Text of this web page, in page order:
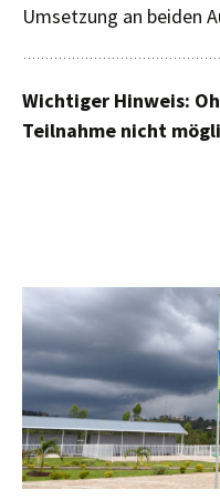
Umsetzung an beiden
Wichtiger Hinweis:
Teilnahme nicht